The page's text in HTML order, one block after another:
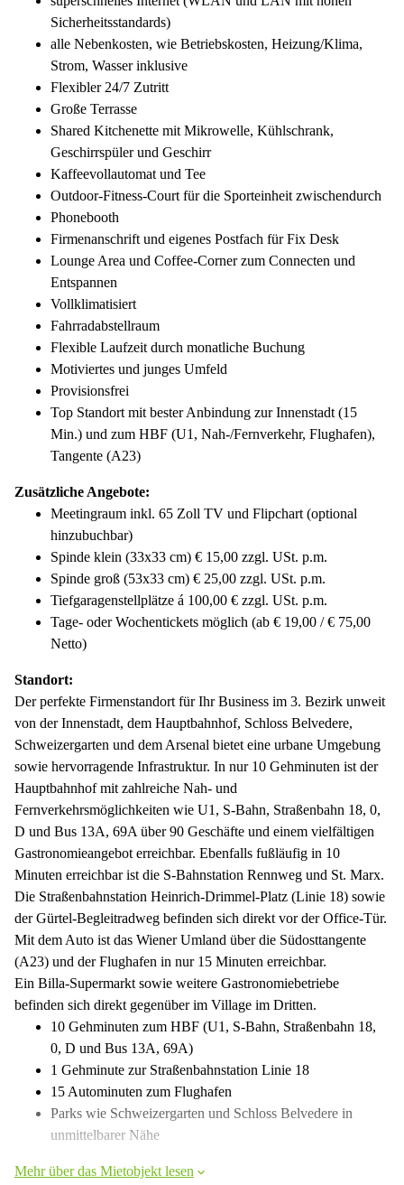
Sicherheitsstandards)
alle Nebenkosten, wie Betriebskosten, Heizung/Klima,
Strom, Wasser inklusive
Flexibler 24/7 Zutritt
Große Terrasse
Shared Kitchenette mit Mikrowelle, Kühlschrank,
Geschirrspüler und Geschirr
Kaffeevollautomat und Tee
Outdoor-Fitness-Court für die Sporteinheit zwischendurch
Phonebooth
Firmenanschrift und eigenes Postfach für Fix Desk
Lounge Area und Coffee-Corner zum Connecten und
Entspannen
Vollklimatisiert
Fahrradabstellraum
Flexible Laufzeit durch monatliche Buchung
Motiviertes und junges Umfeld
Provisionsfrei
Top Standort mit bester Anbindung zur Innenstadt (15
Min.) und zum HBF (U1, Nah-/Fernverkehr, Flughafen),
Tangente (A23)
Zusätzliche Angebote:
Meetingraum inkl. 65 Zoll TV und Flipchart (optional
hinzubuchbar)
Spinde klein (33x33 cm) € 15,00 zzgl. USt. p.m.
Spinde groß (53x33 cm) € 25,00 zzgl. USt. p.m.
Tiefgaragenstellplätze á 100,00 € zzgl. USt. p.m.
Tage- oder Wochentickets möglich (ab € 19,00 / € 75,00
Netto)
Standort:
Der perfekte Firmenstandort für Ihr Business im 3. Bezirk unweit
von der Innenstadt, dem Hauptbahnhof, Schloss Belvedere,
Schweizergarten und dem Arsenal bietet eine urbane Umgebung
sowie hervorragende Infrastruktur. In nur 10 Gehminuten ist der
Hauptbahnhof mit zahlreiche Nah- und
Fernverkehrsmöglichkeiten wie U1, S-Bahn, Straßenbahn 18, 0,
D und Bus 13A, 69A über 90 Geschäfte und einem vielfältigen
Gastronomieangebot erreichbar. Ebenfalls fußläufig in 10
Minuten erreichbar ist die S-Bahnstation Rennweg und St. Marx.
Die Straßenbahnstation Heinrich-Drimmel-Platz (Linie 18) sowie
der Gürtel-Begleitradweg befinden sich direkt vor der Office-Tür.
Mit dem Auto ist das Wiener Umland über die Südosttangente
(A23) und der Flughafen in nur 15 Minuten erreichbar.
Ein Billa-Supermarkt sowie weitere Gastronomiebetriebe
befinden sich direkt gegenüber im Village im Dritten.
10 Gehminuten zum HBF (U1, S-Bahn, Straßenbahn 18,
0, D und Bus 13A, 69A)
1 Gehminute zur Straßenbahnstation Linie 18
15 Autominuten zum Flughafen
Parks wie Schweizergarten und Schloss Belvedere in
unmittelbarer Nähe
Mehr über das Mietobjekt lesen